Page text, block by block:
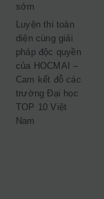
sớm
Luyện thi toàn
diện cùng giải
pháp độc quyền
của HOCMAI –
Cam kết đỗ các
trường Đại học
TOP 10 Việt
Nam